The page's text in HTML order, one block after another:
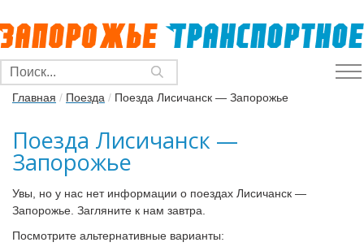
Главная / Поезда / Поезда Лисичанск — Запорожье
Поезда Лисичанск —
Запорожье
Увы, но у нас нет информации о поездах Лисичанск —
Запорожье. Загляните к нам завтра.
Посмотрите альтернативные варианты: